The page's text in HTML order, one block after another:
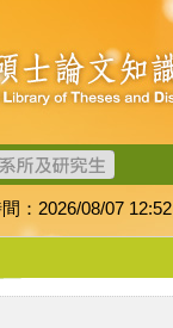
：2026/08/07 12:52